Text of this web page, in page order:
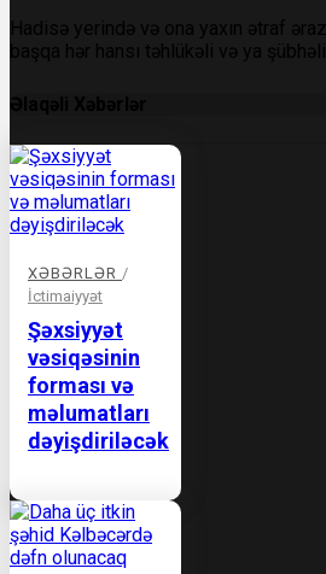
Hadisə yerində və ona yaxın ətraf
başqa hər hansı təhlükəli və ya
Əlaqəli Xəbərlər
XƏBƏRLƏR /
İctimaiyyət
Şəxsiyyət
vəsiqəsinin
forması və
məlumatları
dəyişdiriləcək